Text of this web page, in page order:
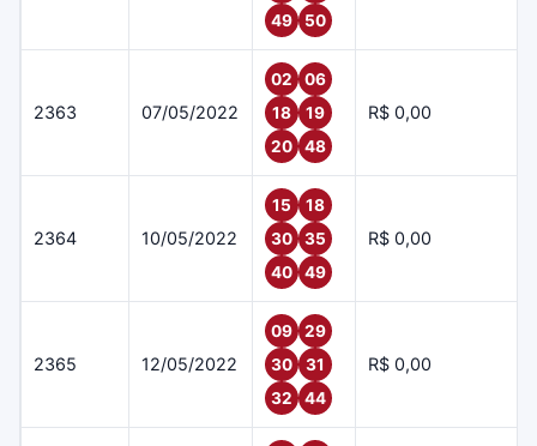
49
50
2363 07/05/2022
02
06
18
19
20
48
R$ 0,00
2364 10/05/2022
15
18
30
35
40
49
R$ 0,00
2365 12/05/2022
09
29
30
31
32
44
R$ 0,00